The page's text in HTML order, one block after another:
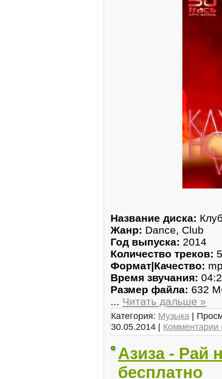
Название диска:
Жанр: Dance, Club
Год выпуска: 2014
Количество треков:
Формат|Качество:
Время звучания:
Размер файла: 632
... Читать дальше »
Категория: Музыка |
30.05.2014 | Комментарии
Азиза - Рай
бесплатно